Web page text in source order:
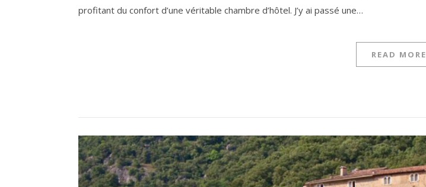
profitant du confort d’une véritable chambre d’hôtel. J’y ai passé une…
READ MORE